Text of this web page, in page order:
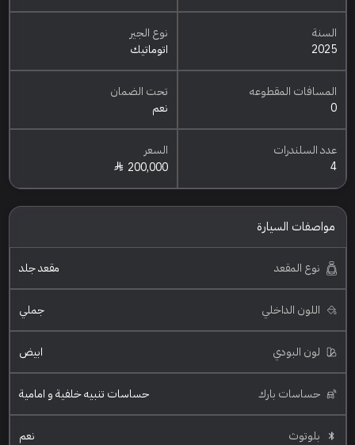
السنة
2025
نوع الجير
اتوماتيك
المسافات المقطوعه
0
تحت الضمان
نعم
عدد السلندرات
4
السعر
200,000
مواصفات السيارة
نوع المقعد مقعد جلد
اللون الداخلي جملي
لون البودي ابيض
حساسات بارك حساسات تنبيه خلفية و امامية
بلوتوث نعم